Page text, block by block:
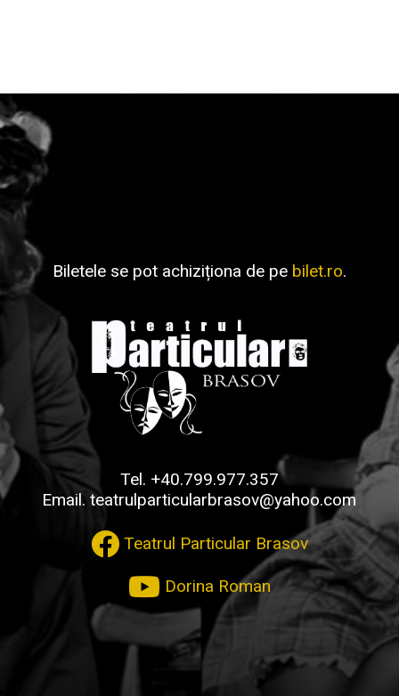
Biletele se pot achiziționa de pe bilet.ro.
Tel. +40.799.977.357
Email.teatrulparticularbrasov@yahoo.com
Teatrul Particular Brasov
Dorina Roman